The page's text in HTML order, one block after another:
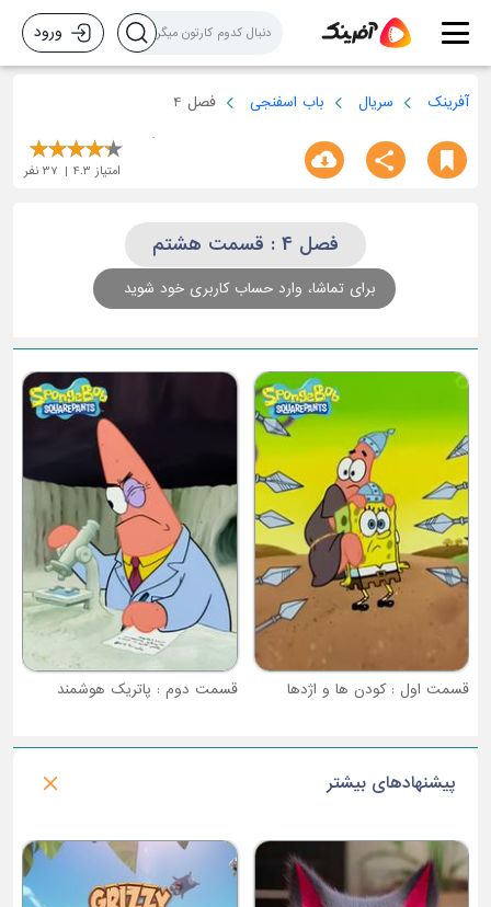
ورود
آفرینک سریال باب اسفنجی فصل 4
امتیاز 4.3
37 نفر
فصل 4 : قسمت هشتم
برای تماشا، وارد حساب کاربری خود شوید
قسمت اول : کودن ها و اژدها قسمت دوم : پاتریک هوشمند
پیشنهادهای بیشتر